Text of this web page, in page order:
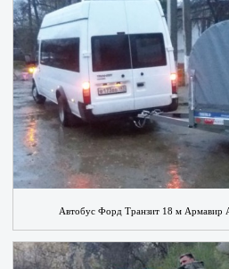
Автобус Форд Транзит 18 м Армавир